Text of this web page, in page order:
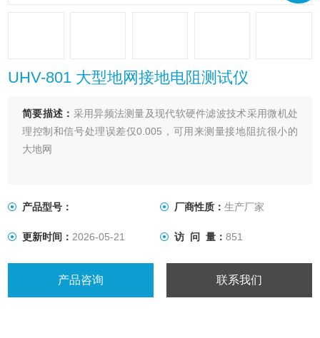
UHV-801 大型地网接地电阻测试仪
简要描述： 采用异频法测量及现代软硬件滤波技术采用微机处
理控制和信号处理误差仅0.005，可用来测量接地阻抗很小的
大地网
产品型号： 厂商性质： 生产厂家
更新时间： 2026-05-21 访 问 量： 851
产品咨询 联系我们